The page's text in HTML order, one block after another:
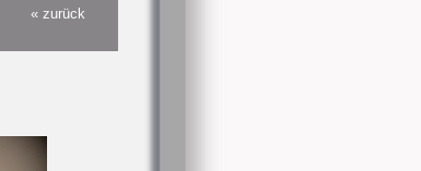
« zurück